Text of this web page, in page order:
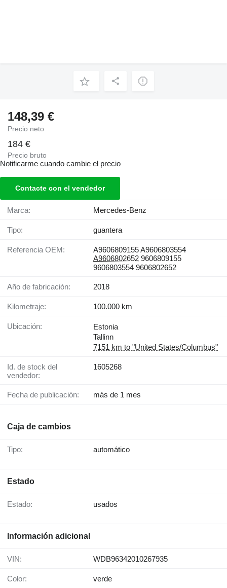
148,39 €
Precio neto
184 €
Precio bruto
Notificarme cuando cambie el precio
Contacte con el vendedor
Marca: Mercedes-Benz
Tipo: guantera
Referencia OEM:
A9606809155 A9606803554
A9606802652 9606809155
9606803554 9606802652
Año de fabricación: 2018
Kilometraje: 100.000 km
Ubicación:
Estonia
Tallinn
7151 km to "United States/Columbus"
Id. de stock del
vendedor:
1605268
Fecha de publicación: más de 1 mes
Caja de cambios
Tipo: automático
Estado
Estado: usados
Información adicional
VIN: WDB96342010267935
Color: verde